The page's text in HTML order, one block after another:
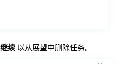
继续以从展望中删除任务。